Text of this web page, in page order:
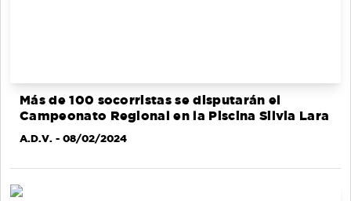
Más de 100 socorristas se disputarán el
Campeonato Regional en la Piscina Silvia Lara
A.D.V. - 08/02/2024